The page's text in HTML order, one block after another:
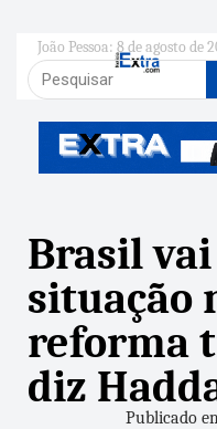
João Pessoa: 8 de agosto de
Brasil
situação
reforma
diz
Publicado